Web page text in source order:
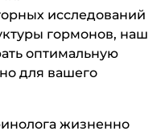
исследований
гормонов, наш
оптимальную
для вашего
жизненно